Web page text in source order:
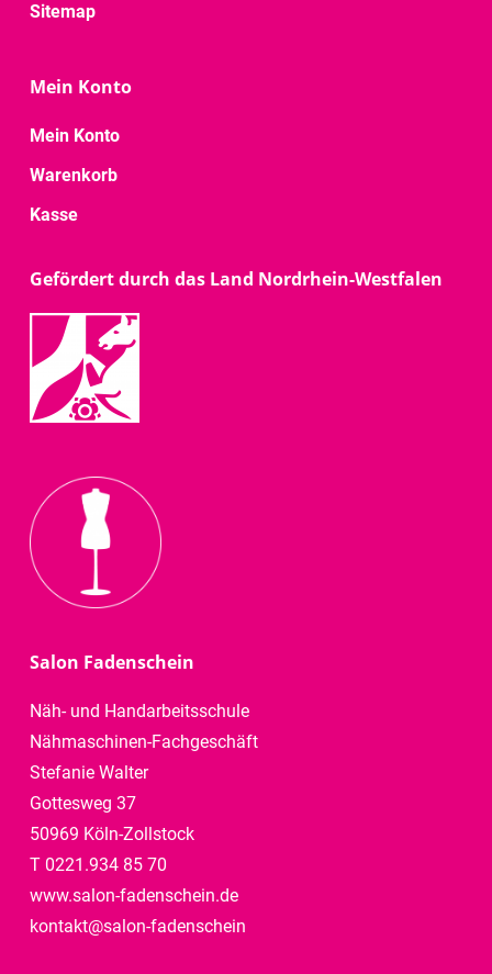
Sitemap
Mein Konto
Mein Konto
Warenkorb
Kasse
Gefördert durch das Land Nordrhein-Westfalen
Salon Fadenschein
Näh- und Handarbeitsschule
Nähmaschinen-Fachgeschäft
Stefanie Walter
Gottesweg 37
50969 Köln-Zollstock
T 0221.934 85 70
www.salon-fadenschein.de
kontakt@salon-fadenschein